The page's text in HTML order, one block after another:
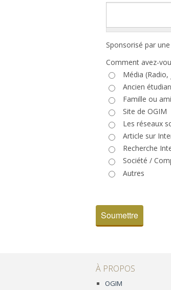
Sponsorisé par
Comment avez-
Média (Radio,
Ancien
Famille ou
Site de OGIM
Les réseaux
Article sur
Recherche
Société /
Autres
Soumettre
À PROPOS
OGIM